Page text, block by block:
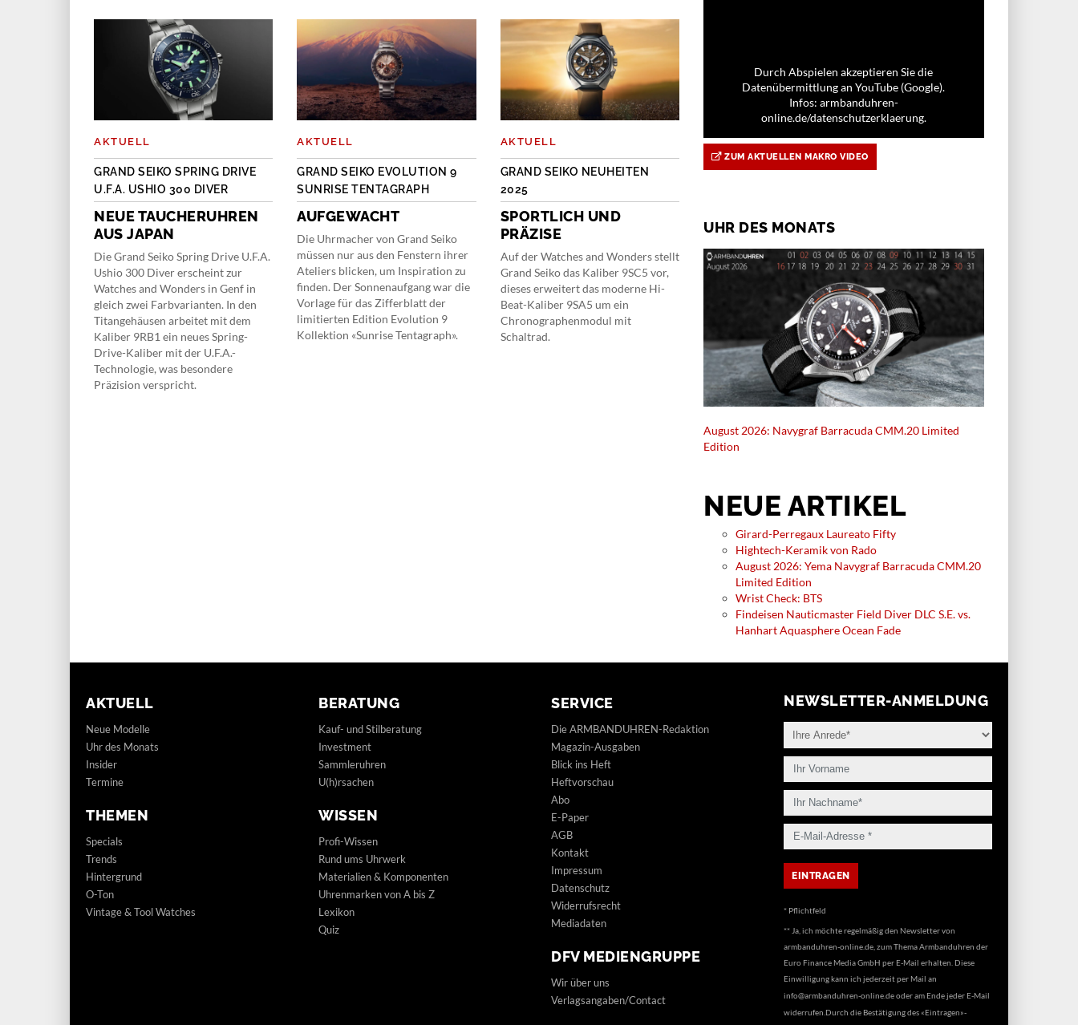
AKTUELL
GRAND SEIKO SPRING DRIVE
U.F.A. USHIO 300 DIVER
NEUE TAUCHERUHREN
AUS JAPAN
Die Grand Seiko Spring Drive U.F.A.
Ushio 300 Diver erscheint zur
Watches and Wonders in Genf in
gleich zwei Farbvarianten. In den
Titangehäusen arbeitet mit dem
Kaliber 9RB1 ein neues Spring-
Drive-Kaliber mit der U.F.A.-
Technologie, was besondere
Präzision verspricht.
AKTUELL
GRAND SEIKO EVOLUTION 9
SUNRISE TENTAGRAPH
AUFGEWACHT
Die Uhrmacher von Grand Seiko
müssen nur aus den Fenstern ihrer
Ateliers blicken, um Inspiration zu
finden. Der Sonnenaufgang war die
Vorlage für das Zifferblatt der
limitierten Edition Evolution 9
Kollektion «Sunrise Tentagraph».
AKTUELL
GRAND SEIKO NEUHEITEN
2025
SPORTLICH UND
PRÄZISE
Auf der Watches and Wonders stellt
Grand Seiko das Kaliber 9SC5 vor,
dieses erweitert das moderne Hi-
Beat-Kaliber 9SA5 um ein
Chronographenmodul mit
Schaltrad.
Durch Abspielen akzeptieren Sie die
Datenübermittlung an YouTube (Google).
Infos: armbanduhren-
online.de/datenschutzerklaerung.
ZUM AKTUELLEN MAKRO VIDEO
UHR DES MONATS
August 2026: Navygraf Barracuda CMM.20 Limited
Edition
NEUE ARTIKEL
Girard-Perregaux Laureato Fifty
Hightech-Keramik von Rado
August 2026: Yema Navygraf Barracuda CMM.20
Limited Edition
Wrist Check: BTS
Findeisen Nauticmaster Field Diver DLC S.E. vs.
Hanhart Aquasphere Ocean Fade
AKTUELL
Neue Modelle
Uhr des Monats
Insider
Termine
THEMEN
Specials
Trends
Hintergrund
O-Ton
Vintage & Tool Watches
BERATUNG
Kauf- und Stilberatung
Investment
Sammleruhren
U(h)rsachen
WISSEN
Profi-Wissen
Rund ums Uhrwerk
Materialien & Komponenten
Uhrenmarken von A bis Z
Lexikon
Quiz
SERVICE
Die ARMBANDUHREN-Redaktion
Magazin-Ausgaben
Blick ins Heft
Heftvorschau
Abo
E-Paper
AGB
Kontakt
Impressum
Datenschutz
Widerrufsrecht
Mediadaten
DFV MEDIENGRUPPE
Wir über uns
Verlagsangaben/Contact
NEWSLETTER-ANMELDUNG
* Pflichtfeld
** Ja, ich möchte regelmäßig den Newsletter von
armbanduhren-online.de, zum Thema Armbanduhren der
Euro Finance Media GmbH per E-Mail erhalten. Diese
Einwilligung kann ich jederzeit per Mail an
info@armbanduhren-online.deoder am Ende jeder E-Mail
widerrufen.Durch die Bestätigung des «Eintragen»-